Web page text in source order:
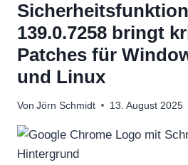
139.0.7258 bringt
Patches für
und Linux
Von Jörn Schmidt 13. August 2025